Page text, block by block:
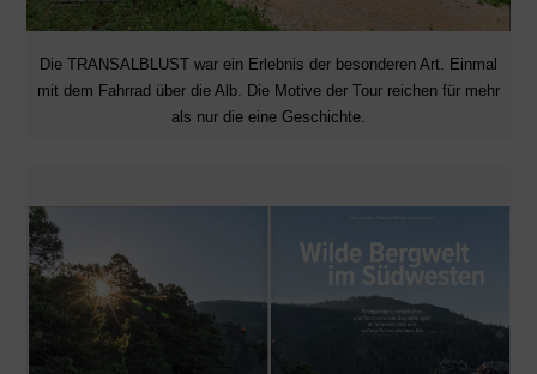
Die TRANSALBLUST war ein Erlebnis der besonderen Art. Einmal
mit dem Fahrrad über die Alb. Die Motive der Tour reichen für mehr
als nur die eine Geschichte.